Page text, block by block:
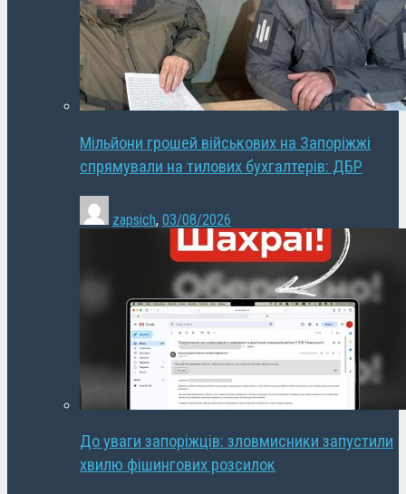
Мільйони грошей військових на Запоріжжі
спрямували на тилових бухгалтерів: ДБР
zapsich, 03/08/2026
До уваги запоріжців: зловмисники запустили
хвилю фішингових розсилок